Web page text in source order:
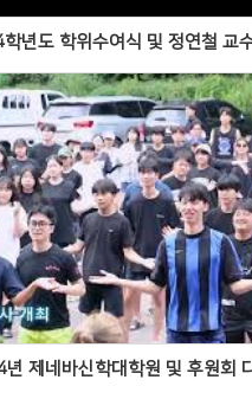
년도 학위수여식 및 정연철 교
Views
제네바신학대학원 및 후원회